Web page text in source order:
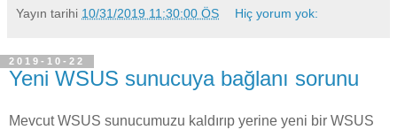
Yayın tarihi 10/31/2019 11:30:00 ÖS Hiç yorum yok:
2019-10-22
Yeni WSUS sunucuya bağlanı sorunu
Mevcut WSUS sunucumuzu kaldırıp yerine yeni bir WSUS